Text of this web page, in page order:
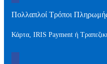
Πολλαπλοί Τρόποι
Κάρτα, IRIS Payment ή